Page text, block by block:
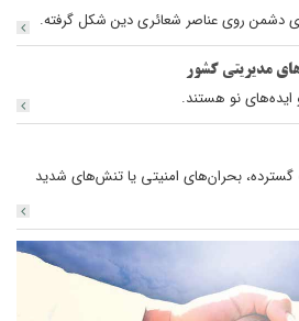
دشمن روی عناصر شعائری دین شکل گرفته.
مدیریتی کشور
ایده‌های نو هستند.
گسترده، بحران‌های امنیتی یا تنش‌های شدید